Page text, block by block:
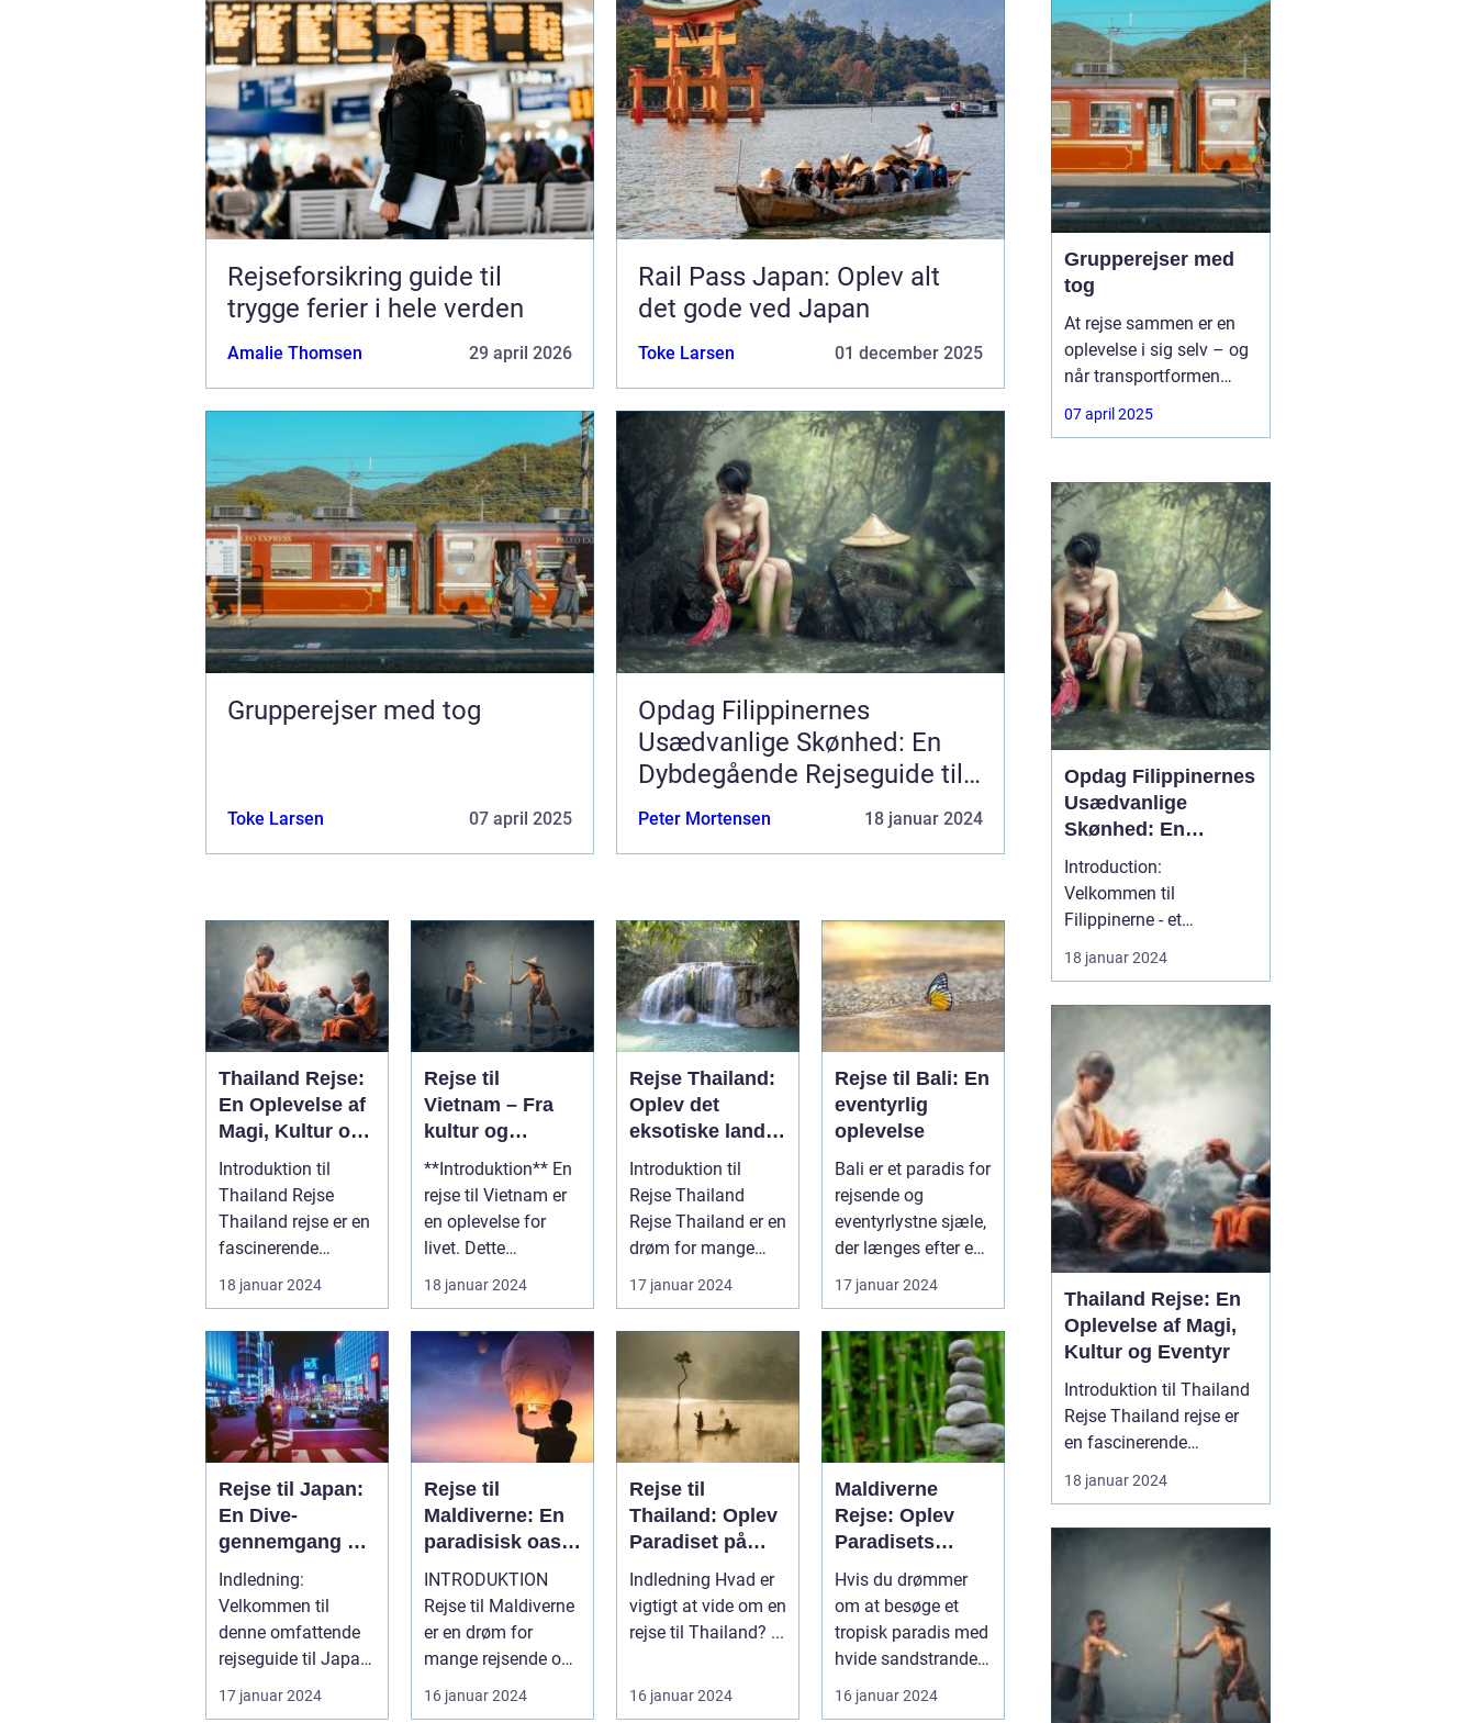
Rejseforsikring guide til
trygge ferier i hele verden
Amalie Thomsen 29 april 2026
Rail Pass Japan: Oplev alt
det gode ved Japan
Toke Larsen 01 december 2025
Grupperejser med tog
Toke Larsen 07 april 2025
Opdag Filippinernes
Usædvanlige Skønhed: En
Dybdegående Rejseguide til
Filippinerne
Peter Mortensen 18 januar 2024
Thailand Rejse:
En Oplevelse af
Magi, Kultur og
Eventyr
Introduktion til
Thailand Rejse
Thailand rejse er en
fascinerende
oplevelse for
rejsende og
eventyr...
18 januar 2024
Rejse til
Vietnam – Fra
kultur og
historie til
naturlig
skønhed
**Introduktion** En
rejse til Vietnam er
en oplevelse for
livet. Dette
vidunderlige land i
Sydøstasi...
18 januar 2024
Rejse Thailand:
Oplev det
eksotiske land
fyldt med rig
kultur og
betagende
skønhed
Introduktion til
Rejse Thailand
Rejse Thailand er en
drøm for mange
eventyrlystne
rejsende, der søg...
17 januar 2024
Rejse til Bali: En
eventyrlig
oplevelse
Bali er et paradis for
rejsende og
eventyrlystne sjæle,
der længes efter en
unik og berigende
opleve...
17 januar 2024
Rejse til Japan:
En Dive-
gennemgang af
historie og
forberedelse
Indledning:
Velkommen til
denne omfattende
rejseguide til Japan!
Hvis du er en
eventyrlysten og
17 januar 2024
Rejse til
Maldiverne: En
paradisisk oase
for rejsende
eventyrlystne
INTRODUKTION
Rejse til Maldiverne
er en drøm for
mange rejsende og
eventyrlystne sjæle.
Dette unikk...
16 januar 2024
Rejse til
Thailand: Oplev
Paradiset på
Jorden
Indledning Hvad er
vigtigt at vide om en
rejse til Thailand? ...
16 januar 2024
Maldiverne
Rejse: Oplev
Paradisets
Skønhed og
Historie
Hvis du drømmer
om at besøge et
tropisk paradis med
hvide sandstrande,
turkisblåt vand og
en unik ku...
16 januar 2024
af de bedste måder at
komme rundt på ved at
bruge et "Rail Pass
Japan". ...
Grupperejser med
tog
At rejse sammen er en
oplevelse i sig selv – og
når transportformen
samtidig er både
komfortabel, bæredygtig
ikke meget bedre.
07 april 2025
Opdag Filippinernes
Usædvanlige
Skønhed: En
Dybdegående
Rejseguide til
Filippinerne
Introduction:
Velkommen til
Filippinerne - et
fortryllende rejsemål, der
byder på uspoleret natur,
livlige byer og en unik
kultur. Denne
dybdegående rejseguide
er beregnet til rejsende
og eventyrlystne, der
ønsker at udforske Fil...
18 januar 2024
Thailand Rejse: En
Oplevelse af Magi,
Kultur og Eventyr
Introduktion til Thailand
Rejse Thailand rejse er
en fascinerende
oplevelse for rejsende og
eventyrlystne sjæle, der
række naturlige
underværker, historiske
steder, livlige byer og en
unik kultur. Beliggende i
det sydøstlige Asi...
18 januar 2024